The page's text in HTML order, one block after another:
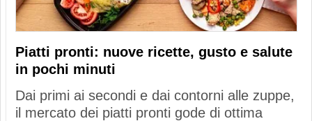
Piatti pronti: nuove ricette, gusto e salute
in pochi minuti
Dai primi ai secondi e dai contorni alle zuppe,
il mercato dei piatti pronti gode di ottima